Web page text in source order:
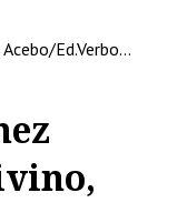
Ed.Verbo…